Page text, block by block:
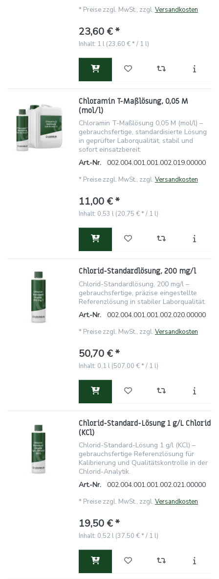
* Preise zzgl. MwSt., zzgl. Versandkosten
23,60 € *
Inhalt: 1 l (23,60 € * / 1 l)
Chloramin T-Maßlösung, 0,05 M
(mol/l)
Chloramin T-Maßlösung 0,05 M (mol/l) –
gebrauchsfertige, standardisierte Lösung
in geprüfter Laborqualität, stabil und
sofort einsatzbereit.
Art.-Nr.
002.004.001.001.002.019.00000
* Preise zzgl. MwSt., zzgl. Versandkosten
11,00 € *
Inhalt: 0,53 l (20,75 € * / 1 l)
Chlorid-Standardlösung, 200 mg/l
Chlorid-Standardlösung, 200 mg/l –
gebrauchsfertige, präzise eingestellte
Referenzlösung in stabiler Laborqualität.
Art.-Nr.
002.004.001.001.002.020.00000
* Preise zzgl. MwSt., zzgl. Versandkosten
50,70 € *
Inhalt: 0,1 l (507,00 € * / 1 l)
Chlorid-Standard-Lösung 1 g/L Chlorid
(KCl)
Chlorid-Standard-Lösung 1 g/l (KCl) –
gebrauchsfertige Referenzlösung für
Kalibrierung und Qualitätskontrolle in der
Chlorid-Analytik.
Art.-Nr.
002.004.001.001.002.021.00000
* Preise zzgl. MwSt., zzgl. Versandkosten
19,50 € *
Inhalt: 0,52 l (37,50 € * / 1 l)